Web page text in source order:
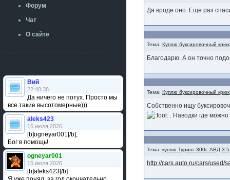
Форум
Чат
О сайте
Вий
22:40:38
Да ничего не потух. Просто мы
все такие высотомерные)))
aleks423
16 июля 2026
[b]ogneyar001[/b],
Бог в помощь!
ogneyar001
15 июля 2026
[b]aleks423[/b]
Да вроде оно. Еще раз
Тема:Куплю буксировочный крюк
Благодарю. А он точно
Тема:Куплю буксировочный крюк
Собственно ищу
. Наводки где
Тема:куплю Туринг 300с АВД 3.5
http://cars.auto.ru/cars/used/